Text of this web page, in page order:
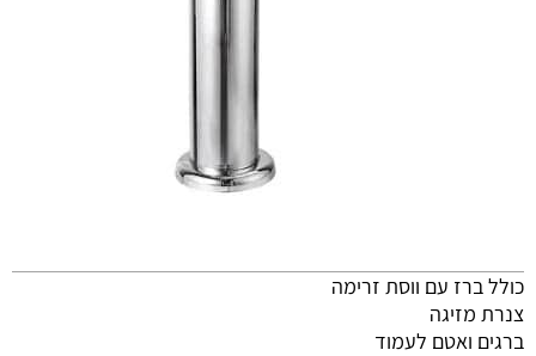
כולל ברז עם ווסת זרימה
צנרת מזיגה
ברגים ואטם לעמוד